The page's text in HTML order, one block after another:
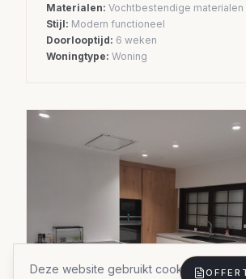
Deze website gebruikt cookies om uw
Materialen: Vochtbestendige materialen
Stijl: Modern functioneel
Doorlooptijd: 6 weken
Woningtype: Woning